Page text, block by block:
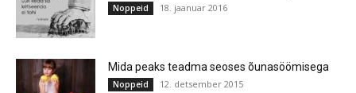
Noppeid 18. jaanuar 2016
Mida peaks teadma seoses õunasöömisega
Noppeid 12. detsember 2015